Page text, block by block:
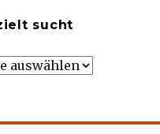
sucht